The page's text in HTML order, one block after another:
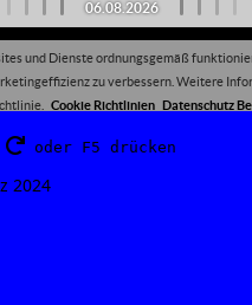
oder F5 drücken
2024